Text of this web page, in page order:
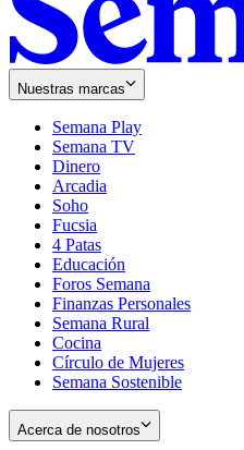
Nuestras marcas
Semana Play
Semana TV
Dinero
Arcadia
Soho
in
new
window
Fucsia
in
new
window
4 Patas
Educación
Foros Semana
Finanzas Personales
Semana Rural
Cocina
Círculo de Mujeres
Semana Sostenible
Acerca de nosotros